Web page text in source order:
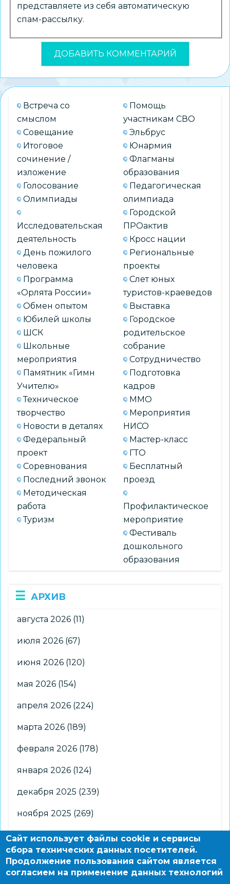
представляете из себя автоматическую
спам-рассылку.
Встреча со
смыслом
Совещание
Итоговое
сочинение /
изложение
Голосование
Олимпиады
Исследовательская
деятельность
День пожилого
человека
Программа
«Орлята России»
Обмен опытом
Юбилей школы
ШСК
Школьные
мероприятия
Памятник «Гимн
Учителю»
Техническое
творчество
Новости в деталях
Федеральный
проект
Соревнования
Последний звонок
Методическая
работа
Туризм
Помощь
участникам СВО
Эльбрус
Юнармия
Флагманы
образования
Педагогическая
олимпиада
Городской
ПРОактив
Кросс нации
Региональные
проекты
Слет юных
туристов-краеведов
Выставка
Городское
родительское
собрание
Сотрудничество
Подготовка
кадров
ММО
Мероприятия
НИСО
Мастер-класс
ГТО
Бесплатный
проезд
Профилактическое
мероприятие
Фестиваль
дошкольного
образования
АРХИВ
августа 2026 (11)
июля 2026 (67)
июня 2026 (120)
мая 2026 (154)
апреля 2026 (224)
марта 2026 (189)
февраля 2026 (178)
января 2026 (124)
декабря 2025 (239)
ноября 2025 (269)
октября 2025(266)
сентября 2025 (176)
августа 2025 (2)
Сайт использует файлы cookie и сервисы
сбора технических данных посетителей.
Продолжение пользования сайтом является
согласием на применение данных технологий